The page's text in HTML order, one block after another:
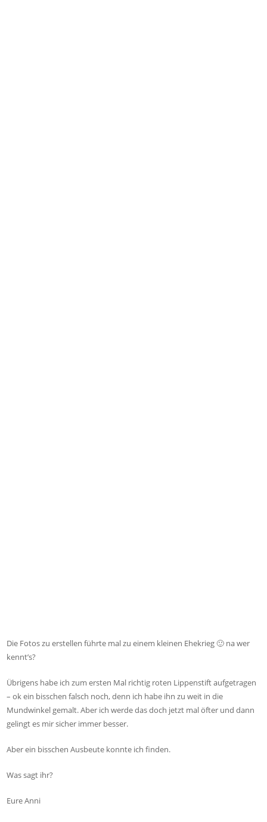
Die Fotos zu erstellen führte mal zu einem kleinen Ehekrieg 🙂 na wer
kennt’s?
Übrigens habe ich zum ersten Mal richtig roten Lippenstift aufgetragen
– ok ein bisschen falsch noch, denn ich habe ihn zu weit in die
Mundwinkel gemalt. Aber ich werde das doch jetzt mal öfter und dann
gelingt es mir sicher immer besser.
Aber ein bisschen Ausbeute konnte ich finden.
Was sagt ihr?
Eure Anni